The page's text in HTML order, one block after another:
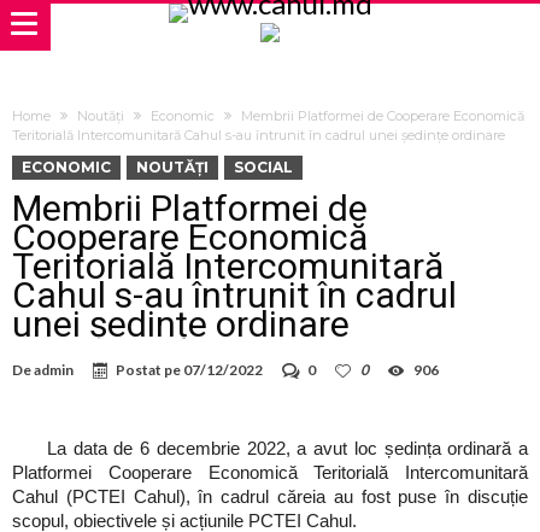
Home Noutăți Economic
Membrii Platformei de Cooperare Economică
Teritorială Intercomunitară Cahul s-au întrunit în cadrul unei ședințe ordinare
ECONOMIC NOUTĂȚI SOCIAL
Membrii Platformei de
Cooperare Economică
Teritorială Intercomunitară
Cahul s-au întrunit în cadrul
unei ședințe ordinare
Deadmin Postat pe 07/12/2022 0 0 906
La data de 6 decembrie 2022, a avut loc ședința ordinară a
Platformei Cooperare Economică Teritorială Intercomunitară
Cahul (PCTEI Cahul), în cadrul căreia au fost puse în discuție
scopul, obiectivele și acțiunile PCTEI Cahul.